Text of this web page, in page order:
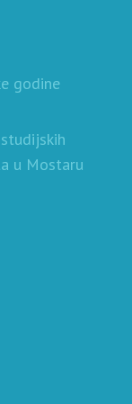
godine
u Mostaru